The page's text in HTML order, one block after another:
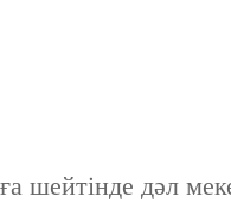
шейтінде дәл